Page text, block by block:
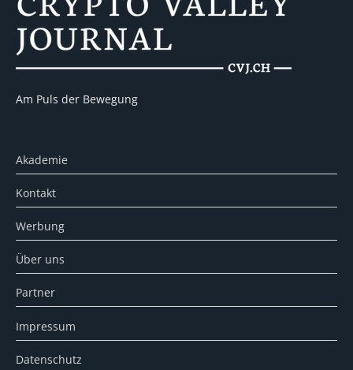
Am Puls der Bewegung
Akademie
Kontakt
Werbung
Über uns
Partner
Impressum
Datenschutz